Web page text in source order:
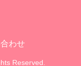
わせ
Reserved.